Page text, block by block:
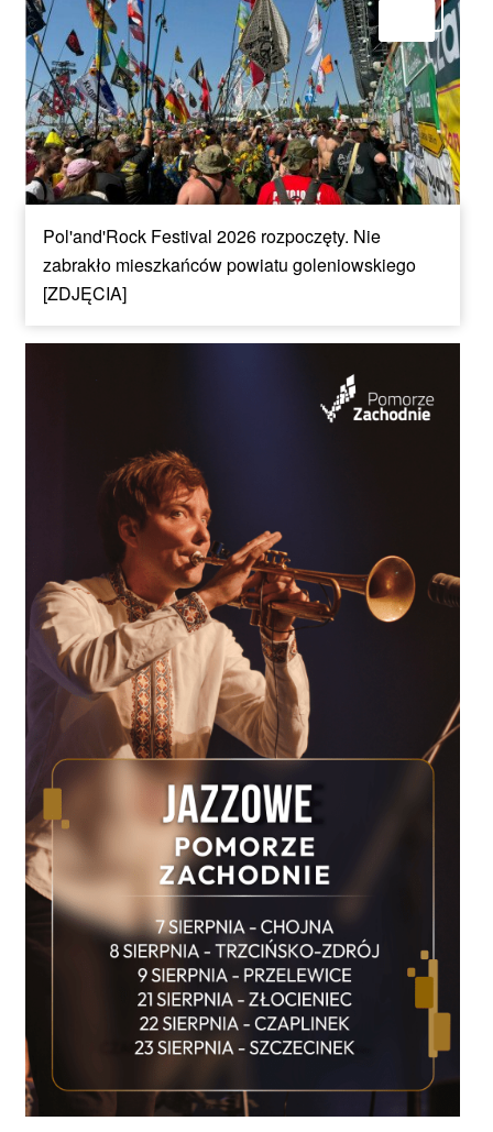
Pol'and'Rock Festival 2026 rozpoczęty. Nie
zabrakło mieszkańców powiatu goleniowskiego
[ZDJĘCIA]